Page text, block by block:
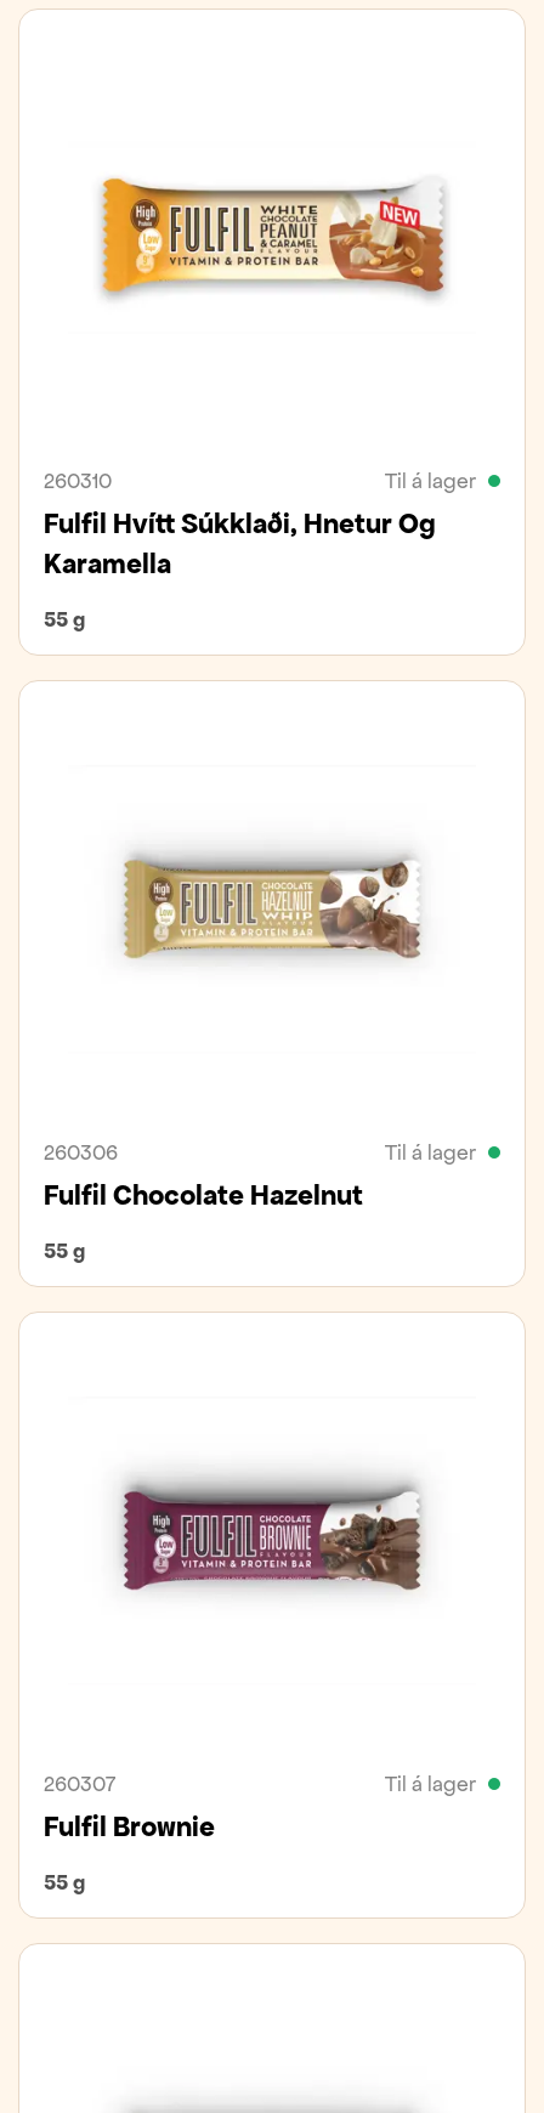
260310 Til á lager
Fulfil Hvítt Súkklaði, Hnetur Og
Karamella
55 g
260306 Til á lager
Fulfil Chocolate Hazelnut
55 g
260307 Til á lager
Fulfil Brownie
55 g